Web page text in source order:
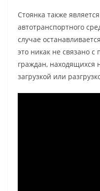
Стоянка также
автотранспортного
случае
это никак не связано с
граждан, находящихся
загрузкой или